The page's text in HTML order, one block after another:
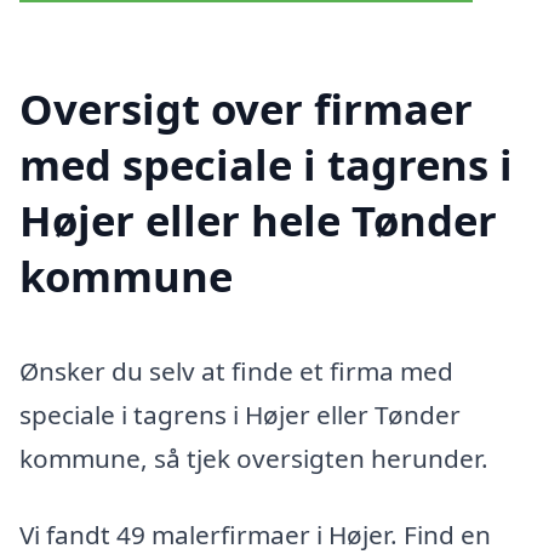
Oversigt over firmaer
med speciale i tagrens i
Højer eller hele Tønder
kommune
Ønsker du selv at finde et firma med
speciale i tagrens i Højer eller Tønder
kommune, så tjek oversigten herunder.
Vi fandt 49 malerfirmaer i Højer. Find en